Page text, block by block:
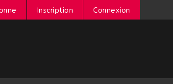
Inscription Connexion